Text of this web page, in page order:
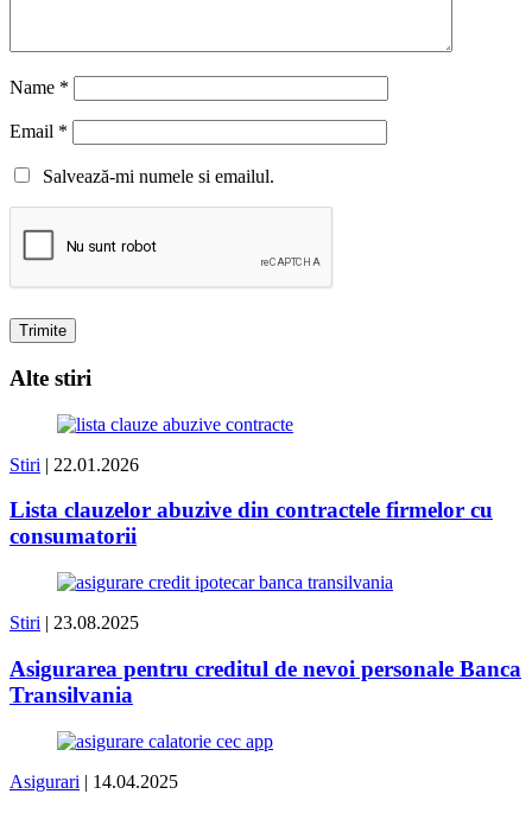
Name *
Email *
Salvează-mi numele si emailul.
Alte stiri
Stiri | 22.01.2026
Lista clauzelor abuzive din contractele firmelor cu
consumatorii
Stiri | 23.08.2025
Asigurarea pentru creditul de nevoi personale Banca
Transilvania
Asigurari | 14.04.2025